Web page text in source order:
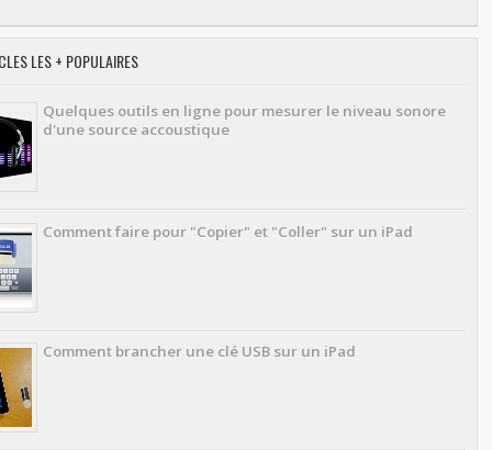
LES + POPULAIRES
Quelques outils en ligne pour mesurer le niveau sonore
d'une source accoustique
Comment faire pour "Copier" et "Coller" sur un iPad
Comment brancher une clé USB sur un iPad